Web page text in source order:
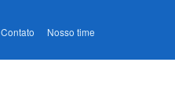
Contato Nosso time